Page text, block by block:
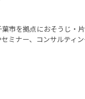
市を拠点におそうじ・
ミナー、コンサルティン